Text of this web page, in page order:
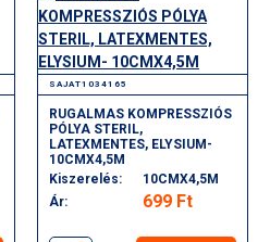
SAJAT1034165
RUGALMAS KOMPRESSZIÓS
PÓLYA STERIL,
LATEXMENTES, ELYSIUM-
10CMX4,5M
Kiszerelés:
10CMX4,5M
Ár:
699 Ft